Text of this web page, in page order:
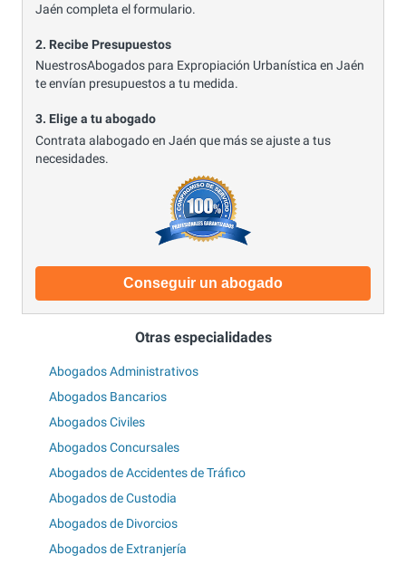
Jaén completa el formulario.
2. Recibe Presupuestos
NuestrosAbogados para Expropiación Urbanística en Jaén
te envían presupuestos a tu medida.
3. Elige a tu abogado
Contrata alabogado en Jaén que más se ajuste a tus
necesidades.
Conseguir un abogado
Otras especialidades
Abogados Administrativos
Abogados Bancarios
Abogados Civiles
Abogados Concursales
Abogados de Accidentes de Tráfico
Abogados de Custodia
Abogados de Divorcios
Abogados de Extranjería